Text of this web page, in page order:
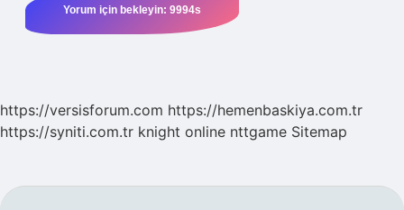
https://versisforum.com https://hemenbaskiya.com.tr
https://syniti.com.tr knight online nttgame Sitemap